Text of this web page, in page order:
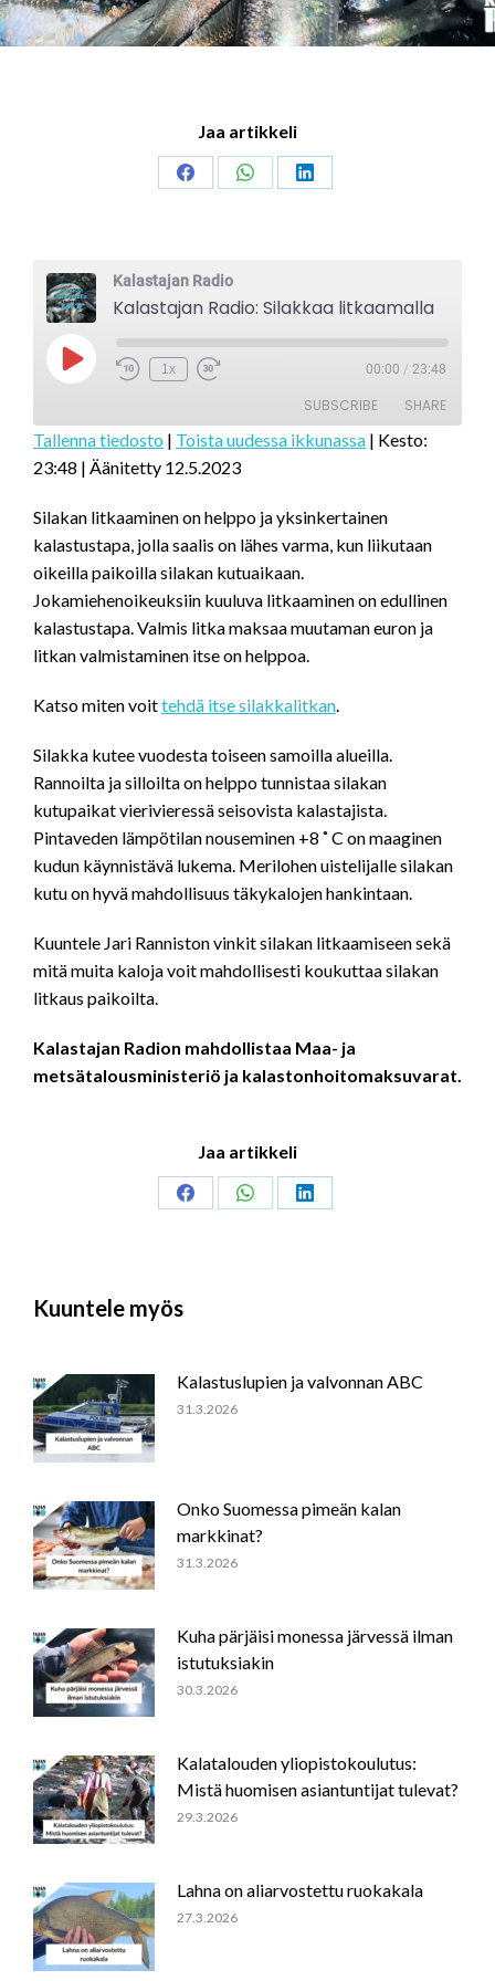
Jaa artikkeli
Share
Share
Share
Kalastajan Radio
Kalastajan Radio: Silakkaa litkaamalla
Play
Episode
1x 00:00 / 23:48
SUBSCRIBE SHARE
SHARE
LINK
EMBED
Tallenna tiedosto | Toista uudessa ikkunassa | Kesto:
23:48 | Äänitetty 12.5.2023
Silakan litkaaminen on helppo ja yksinkertainen
kalastustapa, jolla saalis on lähes varma, kun liikutaan
oikeilla paikoilla silakan kutuaikaan.
Jokamiehenoikeuksiin kuuluva litkaaminen on edullinen
kalastustapa. Valmis litka maksaa muutaman euron ja
litkan valmistaminen itse on helppoa.
Katso miten voittehdä itse silakkalitkan.
Silakka kutee vuodesta toiseen samoilla alueilla.
Rannoilta ja silloilta on helppo tunnistaa silakan
kutupaikat vierivieressä seisovista kalastajista.
Pintaveden lämpötilan nouseminen +8 ˚ C on maaginen
kudun käynnistävä lukema. Merilohen uistelijalle silakan
kutu on hyvä mahdollisuus täkykalojen hankintaan.
Kuuntele Jari Ranniston vinkit silakan litkaamiseen sekä
mitä muita kaloja voit mahdollisesti koukuttaa silakan
litkaus paikoilta.
Kalastajan Radion mahdollistaa Maa- ja
metsätalousministeriö ja kalastonhoitomaksuvarat.
Jaa artikkeli
Share
Share
Share
Kuuntele myös
Kalastuslupien ja valvonnan ABC
31.3.2026
Onko Suomessa pimeän kalan
markkinat?
31.3.2026
Kuha pärjäisi monessa järvessä ilman
istutuksiakin
30.3.2026
Kalatalouden yliopistokoulutus:
Mistä huomisen asiantuntijat tulevat?
29.3.2026
Lahna on aliarvostettu ruokakala
27.3.2026